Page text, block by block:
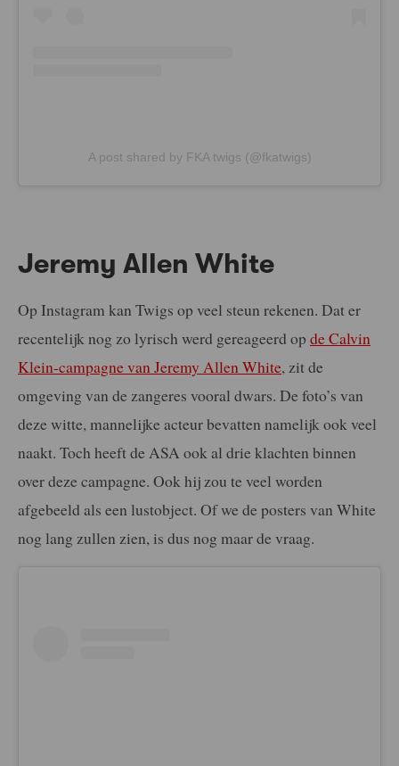
A post shared by FKA twigs (@fkatwigs)
Jeremy Allen White
Op Instagram kan Twigs op veel steun rekenen. Dat er
recentelijk nog zo lyrisch werd gereageerd op de Calvin
Klein-campagne van Jeremy Allen White, zit de
omgeving van de zangeres vooral dwars. De foto’s van
deze witte, mannelijke acteur bevatten namelijk ook veel
naakt. Toch heeft de ASA ook al drie klachten binnen
over deze campagne. Ook hij zou te veel worden
afgebeeld als een lustobject. Of we de posters van White
nog lang zullen zien, is dus nog maar de vraag.